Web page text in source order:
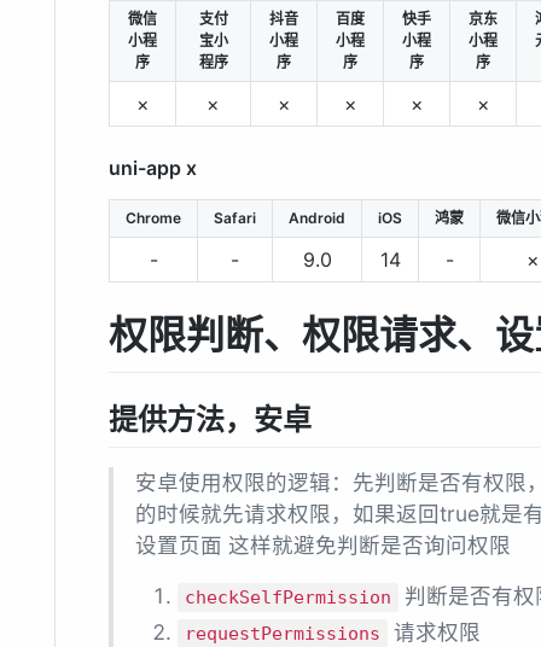
微信
小程
序
支付
宝小
程序
抖音
小程
序
百度
小程
序
快手
小程
序
京东
小程
序
× × × × × ×
uni-app x
Chrome Safari Android iOS 鸿蒙 微信
- - 9.0 14 - ×
权限判断、权限请求、
提供方法，安卓
安卓使用权限的逻辑：先判断是否有权限
的时候就先请求权限，如果返回true就是
设置页面 这样就避免判断是否询问权限
checkSelfPermission 判断是否有权
requestPermissions 请求权限